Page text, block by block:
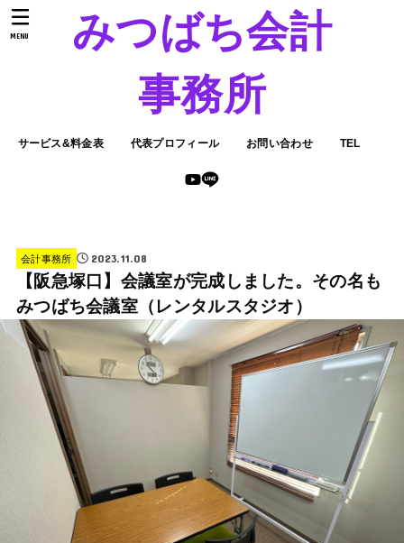
みつばち会計
事務所
サービス&料金表 代表プロフィール お問い合わせ TEL
MENU
会計事務所 2023.11.08
【阪急塚口】会議室が完成しました。その名も
みつばち会議室（レンタルスタジオ）